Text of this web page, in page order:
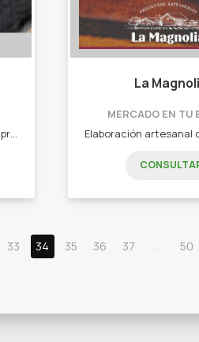
Venta mayorista y minorista de productos sublimados, hacemos todo para tu empresa. Desde remeras, buzos, gorras hasta tazas. También set de jardín y todo lo que imagines personalizado, y mas! - Remeras de modal sublimadas - Remeras de algodón con vinilo - Buzos - Remeras deportivas para gimnasios - Gorras - Tazas - Set de jardín - Llaveros - Cintas/etiquetas
La
MERCADO EN TU
33 34 35 36 37 50